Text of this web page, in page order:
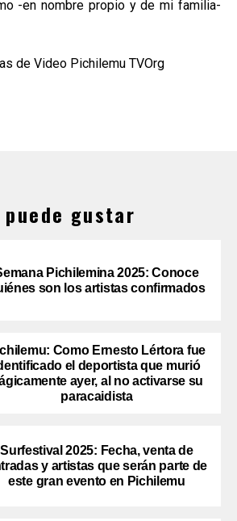
-en nombre propio y de mi familia-
de Video Pichilemu TVOrg
gustar
Pichilemina 2025: Conoce
son los artistas confirmados
Como Ernesto Lértora fue
el deportista que murió
ayer, al no activarse su
paracaidista
Surfestival 2025: Fecha, venta de
y artistas que serán parte de
este gran evento en Pichilemu